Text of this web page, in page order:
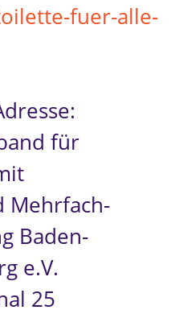
fuer-alle-
für
Mehrfach-
Baden-
e.V.
25